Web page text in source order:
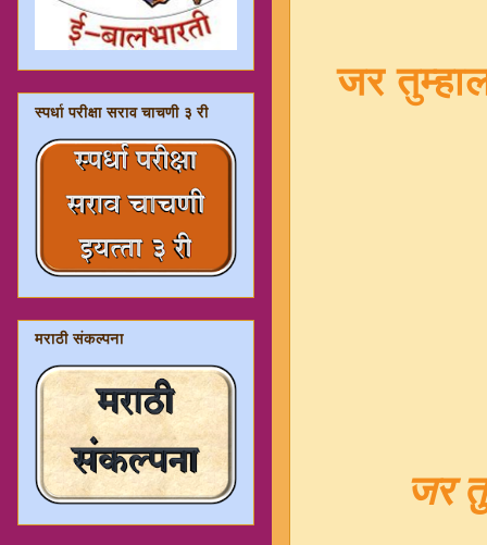
जर
जर
स्पर्धा परीक्षा सराव चाचणी ३ री
मराठी संकल्पना